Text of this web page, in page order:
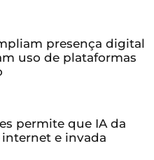
presença digital
uso de plataformas
permite que IA da
internet e invada